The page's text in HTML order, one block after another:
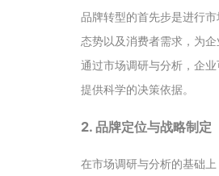
品牌转型的首先步是进行
态势以及消费者需求，为企
通过市场调研与分析，企
提供科学的决策依据。
2. 品牌定位与战略制定
在市场调研与分析的基础